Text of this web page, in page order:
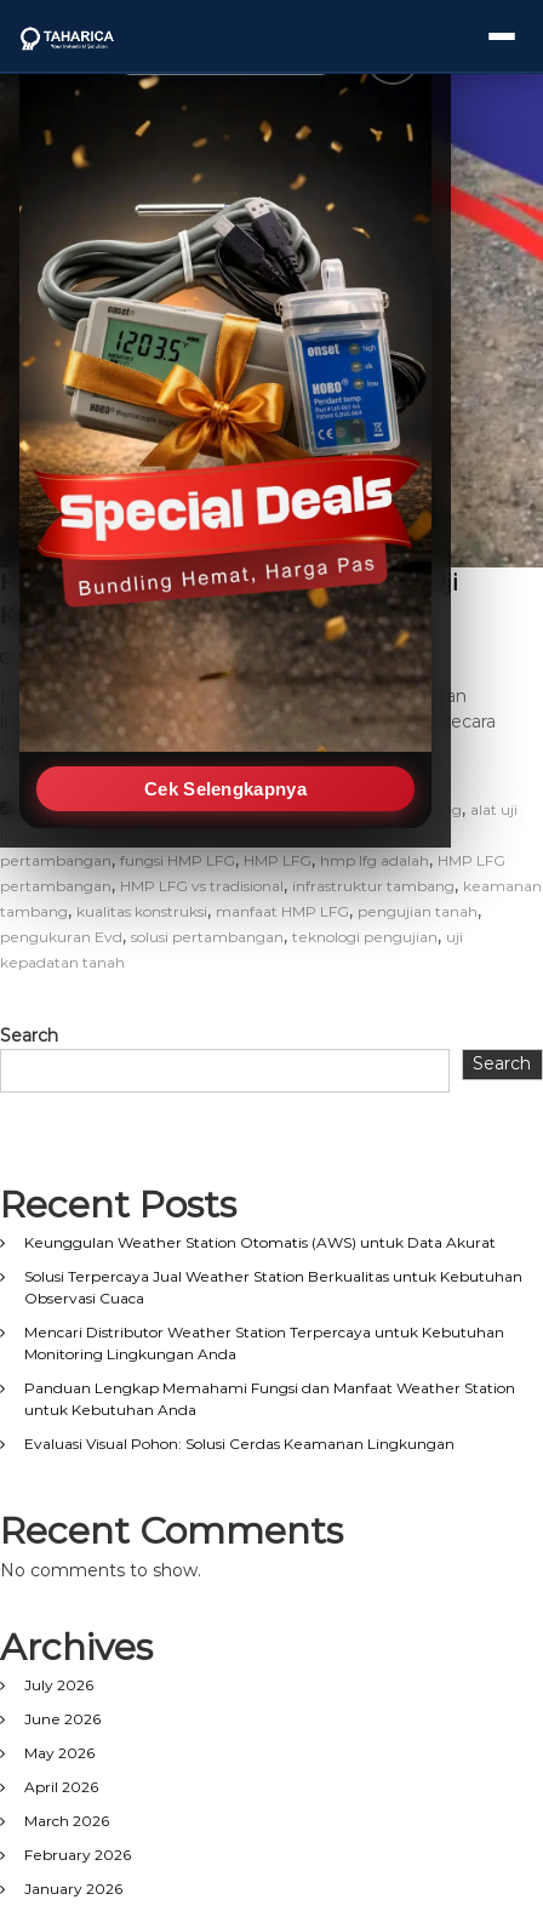
Cek Selengkapnya
Categories
Brands
Service
Industries
Blogs
HMP LFG Pertambangan: Solusi Cepat Uji
Kepadatan Tanah
April 1, 2026 THC SEO Leave a Comment
HMP LFG pertambangan adalah sebuah alat pengujian
kepadatan tanah portabel yang revolusioner. Alat ini secara
cepat dan akurat menilai kapasitas […]
Uncategorized akurasi HMP LFG,alat berat tambang, alat uji
pertambangan, fungsi HMP LFG, HMP LFG, hmp lfg adalah, HMP LFG
pertambangan, HMP LFG vs tradisional, infrastruktur tambang, keamanan
tambang, kualitas konstruksi, manfaat HMP LFG, pengujian tanah,
pengukuran Evd, solusi pertambangan, teknologi pengujian, uji
kepadatan tanah
Search
Search
Recent Posts
Keunggulan Weather Station Otomatis (AWS) untuk Data Akurat
Solusi Terpercaya Jual Weather Station Berkualitas untuk Kebutuhan
Observasi Cuaca
Mencari Distributor Weather Station Terpercaya untuk Kebutuhan
Monitoring Lingkungan Anda
Panduan Lengkap Memahami Fungsi dan Manfaat Weather Station
untuk Kebutuhan Anda
Evaluasi Visual Pohon: Solusi Cerdas Keamanan Lingkungan
Recent Comments
No comments to show.
Archives
July 2026
June 2026
May 2026
April 2026
March 2026
February 2026
January 2026